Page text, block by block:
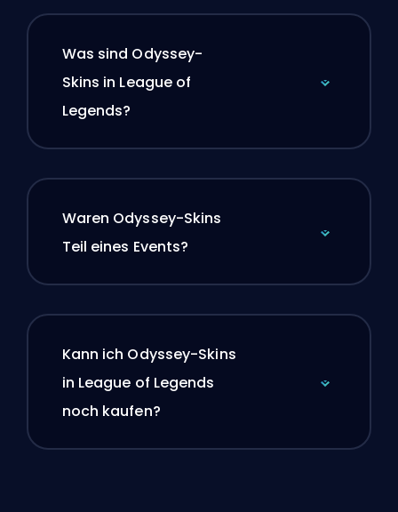
Was sind Odyssey-
Skins in League of
Legends?
Waren Odyssey-Skins
Teil eines Events?
Kann ich Odyssey-Skins
in League of Legends
noch kaufen?